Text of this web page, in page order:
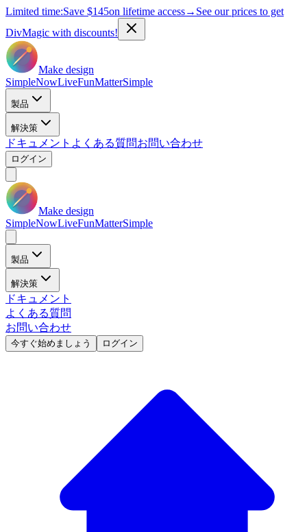
Limited time:Save $145on lifetime access→ See our prices to get
DivMagic with discounts!
Make design
SimpleNowLiveFunMatterSimple
製品
解決策
ドキュメント よくある質問お問い合わせ
ログイン
Make design
SimpleNowLiveFunMatterSimple
製品
解決策
ドキュメント
よくある質問
お問い合わせ
今すぐ始めましょう ログイン